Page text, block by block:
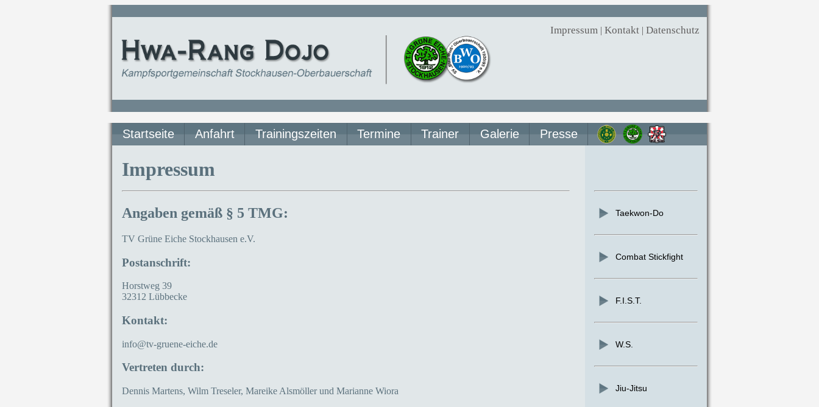
Impressum| Kontakt| Datenschutz
Startseite Anfahrt Trainingszeiten Termine Trainer Galerie Presse
Taekwon-Do
Combat Stickfight
F.I.S.T.
W.S.
Jiu-Jitsu
Impressum
Angaben gemäß § 5 TMG:
TV Grüne Eiche Stockhausen e.V.
Postanschrift:
Horstweg 39
32312 Lübbecke
Kontakt:
info@tv-gruene-eiche.de
Vertreten durch:
Dennis Martens, Wilm Treseler, Mareike Alsmöller und Marianne Wiora